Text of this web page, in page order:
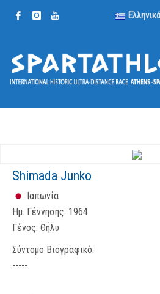
Ελληνικά
Shimada Junko
Ιαπωνία
Ημ. Γέννησης: 1964
Γένος: Θήλυ
Σύντομο Βιογραφικό:
-----